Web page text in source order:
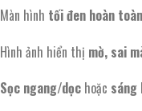
Màn hình tối đen hoàn
Hình ảnh hiển thị mờ, sai
Sọc ngang/dọchoặc sáng